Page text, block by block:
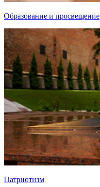
Образование и просвещение
Патриотизм